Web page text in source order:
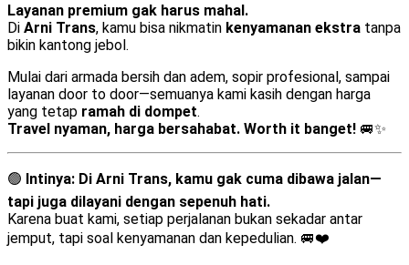
Layanan premium gak harus mahal.
Di Arni Trans, kamu bisa nikmatin kenyamanan ekstra tanpa
bikin kantong jebol.
Mulai dari armada bersih dan adem, sopir profesional, sampai
layanan door to door—semuanya kami kasih dengan harga
yang tetap ramah di dompet.
Travel nyaman, harga bersahabat. Worth it banget! 🚐✨
🟢 Intinya: Di Arni Trans, kamu gak cuma dibawa jalan—
tapi juga dilayani dengan sepenuh hati.
Karena buat kami, setiap perjalanan bukan sekadar antar
jemput, tapi soal kenyamanan dan kepedulian. 🚐❤️